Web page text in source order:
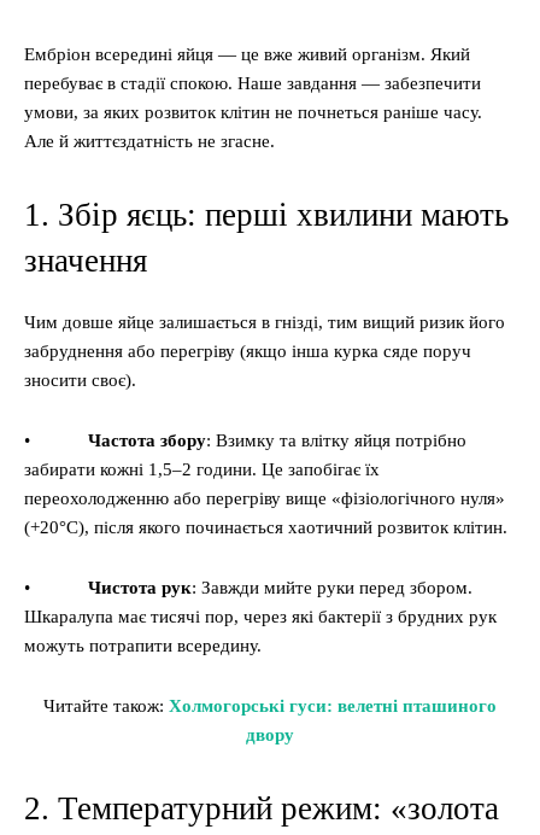
Ембріон всередині яйця — це вже живий організм. Який
перебуває в стадії спокою. Наше завдання — забезпечити
умови, за яких розвиток клітин не почнеться раніше часу.
Але й життєздатність не згасне.
1. Збір яєць: перші хвилини мають
значення
Чим довше яйце залишається в гнізді, тим вищий ризик його
забруднення або перегріву (якщо інша курка сяде поруч
зносити своє).
• Частота збору: Взимку та влітку яйця потрібно
забирати кожні 1,5–2 години. Це запобігає їх
переохолодженню або перегріву вище «фізіологічного нуля»
(+20°C), після якого починається хаотичний розвиток клітин.
• Чистота рук: Завжди мийте руки перед збором.
Шкаралупа має тисячі пор, через які бактерії з брудних рук
можуть потрапити всередину.
Читайте також: Холмогорські гуси: велетні пташиного
двору
2. Температурний режим: «золота